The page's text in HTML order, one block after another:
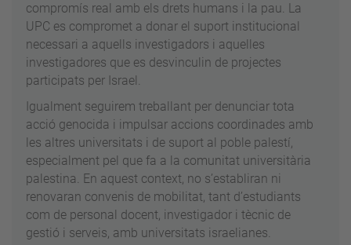
compromís real amb els drets humans i la pau. La
UPC es compromet a donar el suport institucional
necessari a aquells investigadors i aquelles
investigadores que es desvinculin de projectes
participats per Israel.
Igualment seguirem treballant per denunciar tota
acció genocida i impulsar accions coordinades amb
les altres universitats i de suport al poble palestí,
especialment pel que fa a la comunitat universitària
palestina. En aquest context, no s’establiran ni
renovaran convenis de mobilitat, tant d’estudiants
com de personal docent, investigador i tècnic de
gestió i serveis, amb universitats israelianes.